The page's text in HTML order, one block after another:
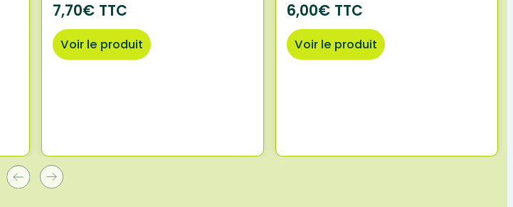
7,70€ TTC
Voir le produit
6,00€ TTC
Voir le produit